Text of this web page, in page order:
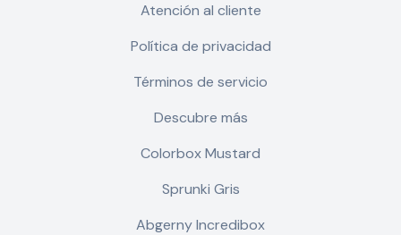
Atención al cliente
Política de privacidad
Términos de servicio
Descubre más
Colorbox Mustard
Sprunki Gris
Abgerny Incredibox